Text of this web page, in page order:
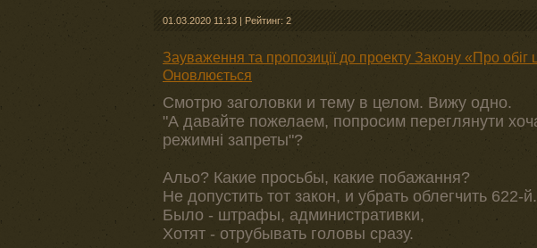
01.03.2020 11:13 | Рейтинг: 2
Зауваження та пропозиції до проекту Закону «Про обіг
Оновлюється
Смотрю заголовки и тему в целом. Вижу одно.
"А давайте пожелаем, попросим переглянути
режимні запреты"?
Альо? Какие просьбы, какие побажання?
Не допустить тот закон, и убрать облегчить 622-й.
Было - штрафы, административки,
Хотят - отрубывать головы сразу.